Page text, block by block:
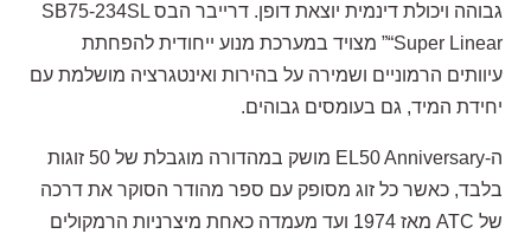
גבוהה ויכולת דינמית יוצאת דופן. דרייבר הבס SB75-234SL
“Super Linear” מצויד במערכת מנוע ייחודית להפחתת
עיוותים הרמוניים ושמירה על בהירות ואינטגרציה מושלמת עם
יחידת המיד, גם בעומסים גבוהים.
ה-EL50 Anniversary מושק במהדורה מוגבלת של 50 זוגות
בלבד, כאשר כל זוג מסופק עם ספר מהודר הסוקר את דרכה
של ATC מאז 1974 ועד מעמדה כאחת מיצרניות הרמקולים